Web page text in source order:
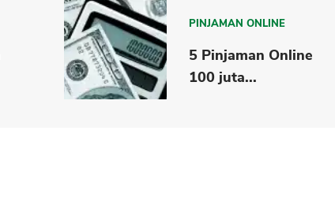
PINJAMAN ONLINE
5 Pinjaman Online
100 juta...